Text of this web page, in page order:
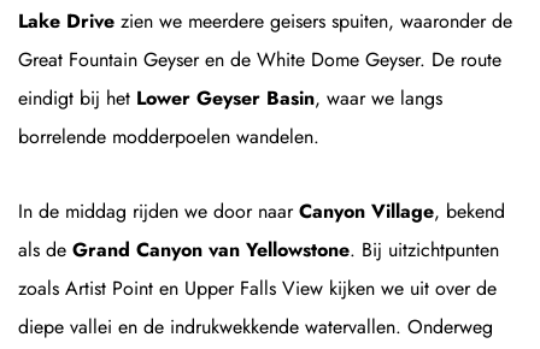
Lake Drive zien we meerdere geisers spuiten, waaronder de
Great Fountain Geyser en de White Dome Geyser. De route
eindigt bij het Lower Geyser Basin, waar we langs
borrelende modderpoelen wandelen.
In de middag rijden we door naarCanyon Village, bekend
als de Grand Canyon van Yellowstone. Bij uitzichtpunten
zoals Artist Point en Upper Falls View kijken we uit over de
diepe vallei en de indrukwekkende watervallen. Onderweg